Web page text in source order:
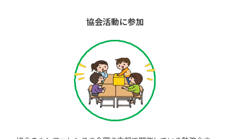
協会活動に参加